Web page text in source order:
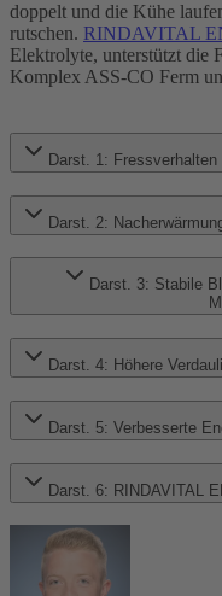
doppelt und die Kühe
rutschen. RINDAVITAL
Elektrolyte, unterstützt die
Komplex ASS-CO Ferm
Darst. 1:
Darst. 2:
Darst. 3: Stabile
Darst. 4: Höhere
Darst. 5: Verbesserte
Darst. 6: RINDAVITAL